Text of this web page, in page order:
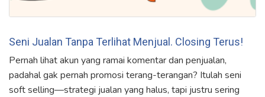
Seni Jualan Tanpa Terlihat Menjual. Closing Terus!
Pernah lihat akun yang ramai komentar dan penjualan,
padahal gak pernah promosi terang-terangan? Itulah seni
soft selling—strategi jualan yang halus, tapi justru sering